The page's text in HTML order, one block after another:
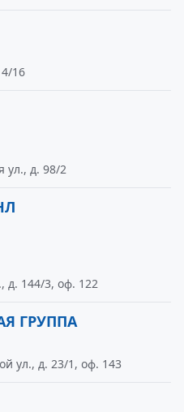
16
ул., д. 98/2
д. 144/3, оф. 122
ГРУППА
ул., д. 23/1, оф. 143